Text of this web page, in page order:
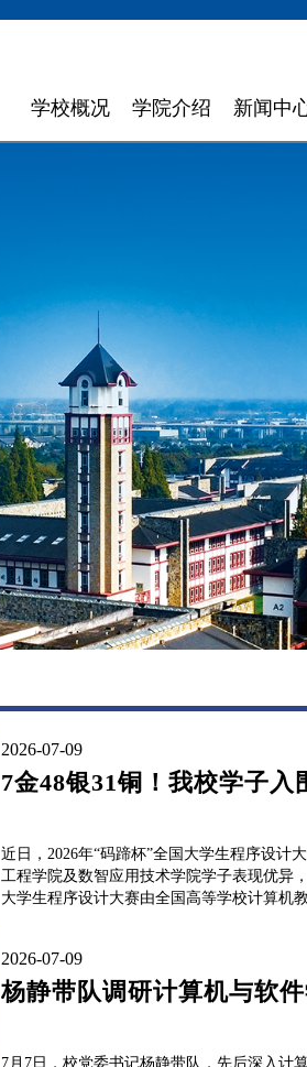
学校概况
组织机构
理念特色
大 事 记
领导关怀
校园环境
影像东软
大学精神
学院介绍
数字艺术与设计学院
外国语学院
健康医疗科技学院
数智应用技术学院
国际教育学院
数据科学与基础学院
马克思主义学院
继续教育（培训）学院
新闻中
媒体聚焦
2026-07-09
7金48银31铜！我校学子
近日，2026年“码蹄杯”全国大学生程序设计
工程学院及数智应用技术学院学子表现优异
大学生程序设计大赛由全国高等学校计算机
2026-07-09
杨静带队调研计算机与软
7月7日，校党委书记杨静带队，先后深入计